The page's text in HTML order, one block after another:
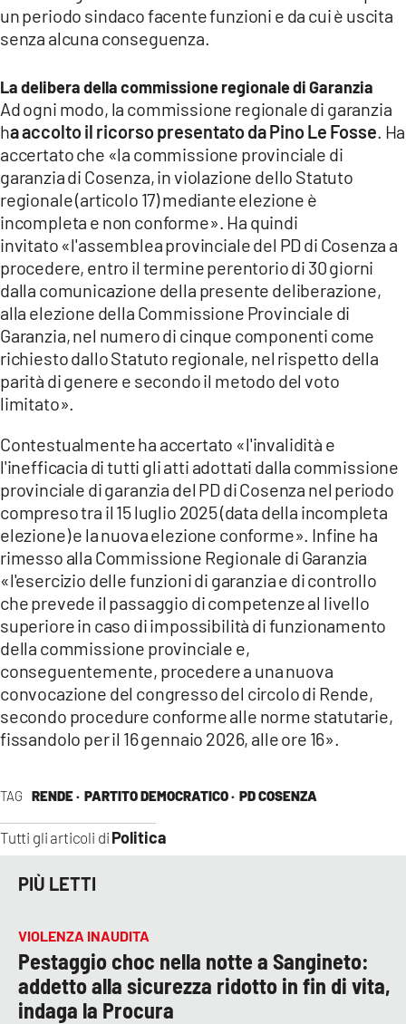
TAG RENDE · PARTITO DEMOCRATICO · PD COSENZA
Tutti gli articoli di Politica
un periodo sindaco facente funzioni e da cui è uscita
senza alcuna conseguenza.
La delibera della commissione regionale di Garanzia
Ad ogni modo, la commissione regionale di garanzia
ha accolto il ricorso presentato da Pino Le Fosse. Ha
accertato che «la commissione provinciale di
garanzia di Cosenza, in violazione dello Statuto
regionale (articolo 17) mediante elezione è
incompleta e non conforme». Ha quindi
invitato «l'assemblea provinciale del PD di Cosenza a
procedere, entro il termine perentorio di 30 giorni
dalla comunicazione della presente deliberazione,
alla elezione della Commissione Provinciale di
Garanzia, nel numero di cinque componenti come
richiesto dallo Statuto regionale, nel rispetto della
parità di genere e secondo il metodo del voto
limitato».
Contestualmente ha accertato «l'invalidità e
l'inefficacia di tutti gli atti adottati dalla commissione
provinciale di garanzia del PD di Cosenza nel periodo
compreso tra il 15 luglio 2025 (data della incompleta
elezione) e la nuova elezione conforme». Infine ha
rimesso alla Commissione Regionale di Garanzia
«l'esercizio delle funzioni di garanzia e di controllo
che prevede il passaggio di competenze al livello
superiore in caso di impossibilità di funzionamento
della commissione provinciale e,
conseguentemente, procedere a una nuova
convocazione del congresso del circolo di Rende,
secondo procedure conforme alle norme statutarie,
fissandolo per il 16 gennaio 2026, alle ore 16».
PIÙ LETTI
VIOLENZA INAUDITA
Pestaggio choc nella notte a Sangineto:
addetto alla sicurezza ridotto in fin di vita,
indaga la Procura